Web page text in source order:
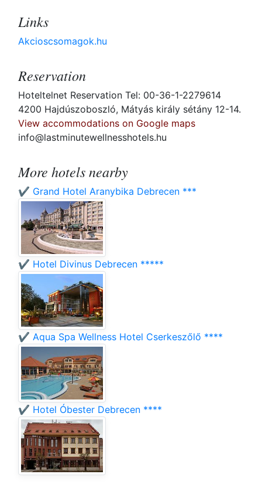
Links
Akcioscsomagok.hu
Reservation
Hoteltelnet Reservation Tel: 00-36-1-2279614
4200 Hajdúszoboszló, Mátyás király sétány 12-14.
View accommodations on Google maps
info@lastminutewellnesshotels.hu
More hotels nearby
✔️ Grand Hotel Aranybika Debrecen ***
✔️ Hotel Divinus Debrecen *****
✔️ Aqua Spa Wellness Hotel Cserkeszőlő ****
✔️ Hotel Óbester Debrecen ****